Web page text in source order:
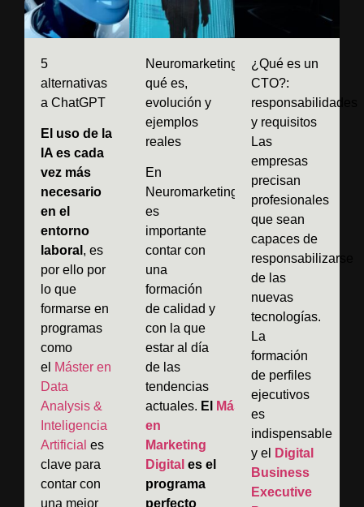
5
alternativas
a ChatGPT
El uso de la
IA es cada
vez más
necesario
en el
entorno
laboral , es
por ello por
lo que
formarse en
programas
como
el Máster en
Data
Analysis &
Inteligencia
Artificial es
clave para
contar con
una mejor
Neuromarketing:
qué es,
evolución y
ejemplos
reales
En
Neuromarketing,
es
importante
contar con
una
formación
de calidad y
con la que
estar al día
de las
tendencias
actuales. El
Máster
en
Marketing
Digital es el
programa
perfecto
¿Qué es un
CTO?:
responsabilidades
y requisitos
Las
empresas
precisan
profesionales
que sean
capaces de
responsabilizarse
de las
nuevas
tecnologías.
La
formación
de perfiles
ejecutivos
es
indispensable
y el
Digital
Business
Executive